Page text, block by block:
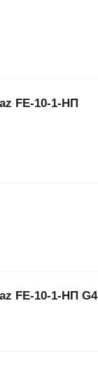
FE-10-1-НП
FE-10-1-НП G4